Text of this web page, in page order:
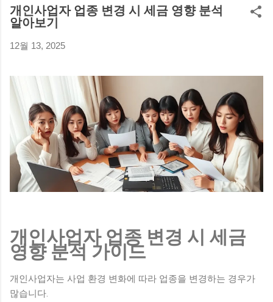
1,528가구 예비 입주자: 1,893가구 공급 방식 : 재개발 철거 세입
자에게 우선 공급 후, 남은 잔여 공가를 일반에 공급 주택 규모 :
정 2. 일반공급 신청 자격 요건 모집 공고일 현재 서울특별시에
을 모두 충족해야 합니다. 구분 세부 자격 요건 소득 기준 가구
당 도시근로자 월평균 소득 70% 이하 • 1순위: 50% 이하 • 2순
위: 70% 이하 총자산 기준 세대 합산 총자산 3억 4,500만 원 이
하 자동차 가액 세대 보유 자동차 가액 4,542만 원 이하 3. 꼭 알
아두어야 할 주요 변경 사항 이번 모집부터 입주자 선정 기준과
서류 제출 절차가 대폭 합리화되었습니다. 가점 항목 단순화 (선
정 기준 개편) 기존 가점 항목 중 '신청자 나이' 및 '세대원 수' 삭
제 '청약저축 납입 횟수'와 '서울시 거주 기간' 2가지 항목만 반영
가구 수의 200%를 초과할 경우 후순위 접수는 진행되지 않으니
, 가능하면 선순위 기간 내에 반드시 신청하시기 바랍니다. 선순
개인사업자 업종 변경 시 세금 영향 분석
알아보기
12월 13, 2025
개인사업자 업종 변경 시 세금
영향 분석 가이드
개인사업자는 사업 환경 변화에 따라 업종을 변경하는 경우가
많습니다.